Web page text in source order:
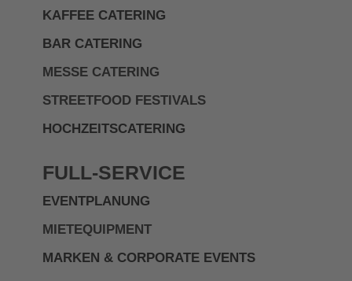
KAFFEE CATERING
BAR CATERING
MESSE CATERING
STREETFOOD FESTIVALS
HOCHZEITSCATERING
FULL-SERVICE
EVENTPLANUNG
MIETEQUIPMENT
MARKEN & CORPORATE EVENTS